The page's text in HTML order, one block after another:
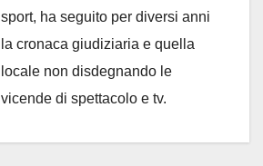
sport, ha seguito per diversi anni
la cronaca giudiziaria e quella
locale non disdegnando le
vicende di spettacolo e tv.